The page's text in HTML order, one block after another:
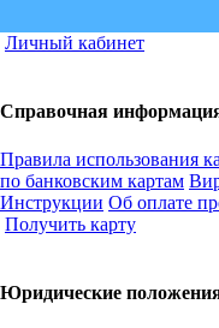
Личный кабинет
Справочная
Правила использования
по банковским картам
Инструкции Об оплате
Получить карту
Юридические